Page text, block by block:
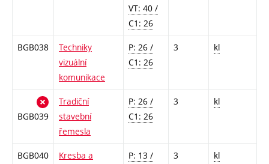
VT: 40 /
C1: 26
BGB038
Techniky
vizuální
komunikace
P: 26 /
C1: 26
3 kl
BGB039
Tradiční
stavební
řemesla
P: 26 /
C1: 26
3 kl
BGB040
Kresba a
P: 13 /
3 kl